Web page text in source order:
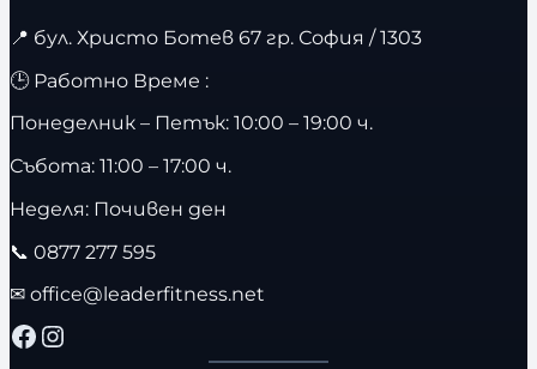
📍 бул. Христо Ботев 67 гр. София / 1303
🕒 Работно Време :
Понеделник – Петък: 10:00 – 19:00 ч.
Събота: 11:00 – 17:00 ч.
Неделя: Почивен ден
📞 0877 277 595
✉ office@leaderfitness.net
Facebook Instagram